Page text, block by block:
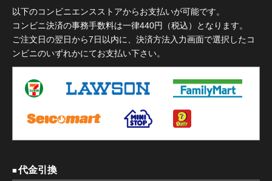
以下のコンビニエンスストアからお支払いが可能です。
コンビニ決済の事務手数料は一律440円（税込）となります。
ご注文日の翌日から7日以内に、決済方法入力画面で選択したコ
ンビニのいずれかにてお支払い下さい。
代金引換